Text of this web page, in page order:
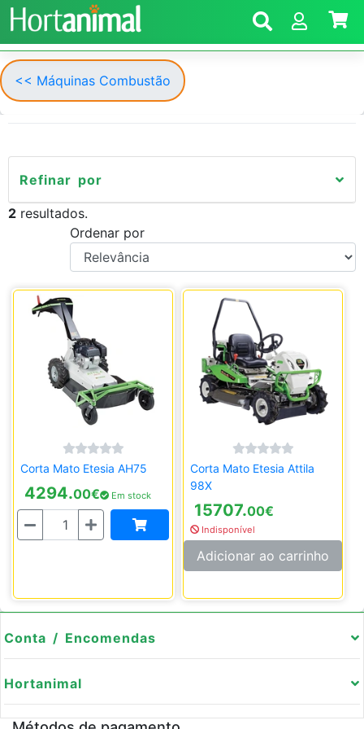
<< Máquinas Combustão
Refinar por
2 resultados.
Ordenar por
Corta Mato Etesia AH75
4294.00€ Em stock
Quantidade
Corta Mato Etesia Attila
98X
15707.00€
Indisponível
Adicionar ao carrinho
Conta / Encomendas
Hortanimal